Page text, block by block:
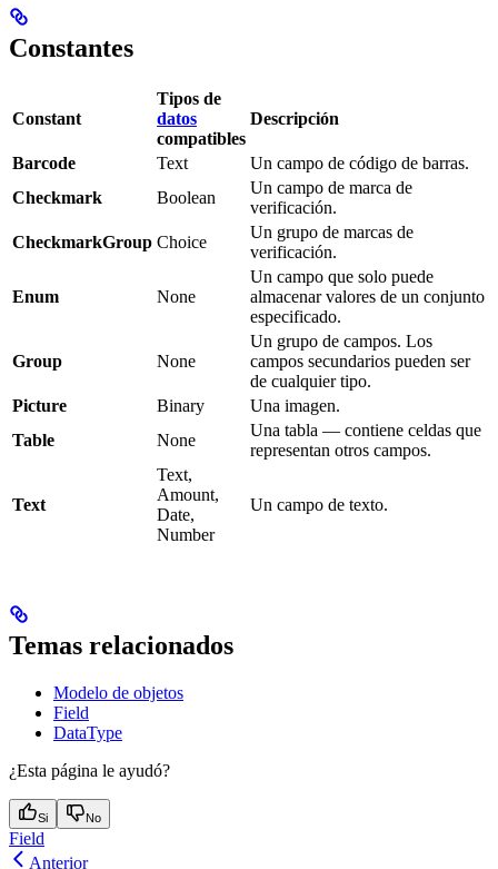
Constantes
Constant
Tipos de
datos
compatibles
Descripción
Barcode Text
Un campo de código de barras.
Checkmark
Boolean
Un campo de marca de
verificación.
CheckmarkGroup Choice
Un grupo de marcas de
verificación.
Enum None
Un campo que solo puede
almacenar valores de un conjunto
especificado.
Group None
Un grupo de campos. Los
campos secundarios pueden ser
de cualquier tipo.
Picture
Binary
Una imagen.
Table
None
Una tabla — contiene celdas que
representan otros campos.
Text
Text,
Amount,
Date,
Number
Un campo de texto.
Temas relacionados
Modelo de objetos
Field
DataType
¿Esta página le ayudó?
Si No
Field
Anterior